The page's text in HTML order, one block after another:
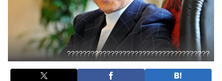
????????????????????????????????????